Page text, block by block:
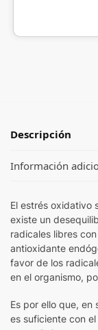
Descripción
Información
El estrés oxidativo
existe un
radicales libres
antioxidante
favor de los
en el organismo,
Es por ello que,
es suficiente con